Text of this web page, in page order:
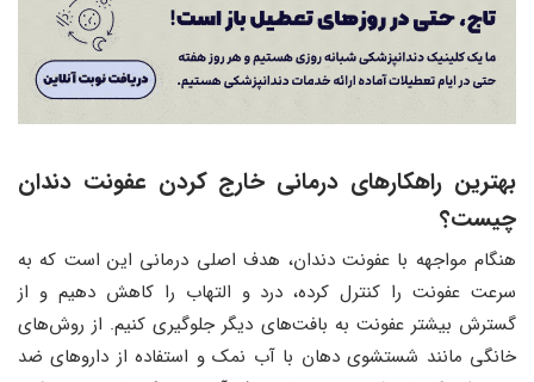
بهترین راهکارهای درمانی خارج کردن عفونت دندان
چیست؟
هنگام مواجهه با عفونت دندان، هدف اصلی درمانی این است که به
سرعت عفونت را کنترل کرده، درد و التهاب را کاهش دهیم و از
گسترش بیشتر عفونت به بافت‌های دیگر جلوگیری کنیم. از روش‌های
خانگی مانند شستشوی دهان با آب نمک و استفاده از داروهای ضد